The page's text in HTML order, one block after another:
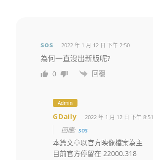
sos 2022 年 1 月 12 日 下午 2:50
為何一直沒出新版呢?
0 回覆
Admin
GDaily 2022 年 1 月 12 日 下午 8:51
回應:sos
本篇文章以官方映像檔案為主
目前官方停留在 22000.318